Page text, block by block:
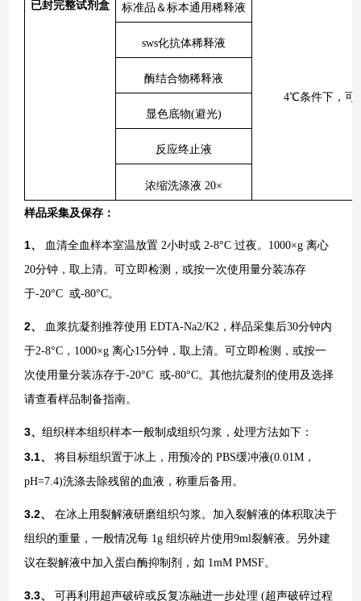
已封完整试剂盒 标准品＆标本通用稀释液
4℃条件下，可
sws化抗体稀释液
酶结合物稀释液
显色底物(避光)
反应终止液
浓缩洗涤液 20×
样品采集及保存：
1、 血清全血样本室温放置 2小时或 2-8°C 过夜。1000×g 离心
20分钟，取上清。可立即检测，或按一次使用量分装冻存
于-20°C 或-80°C。
2、 血浆抗凝剂推荐使用 EDTA-Na2/K2，样品采集后30分钟内
于2-8°C，1000×g 离心15分钟，取上清。可立即检测，或按一
次使用量分装冻存于-20°C 或-80°C。其他抗凝剂的使用及选择
请查看样品制备指南。
3、 组织样本组织样本一般制成组织匀浆，处理方法如下：
3.1、 将目标组织置于冰上，用预冷的 PBS缓冲液(0.01M，
pH=7.4)洗涤去除残留的血液，称重后备用。
3.2、
在冰上用裂解液研磨组织匀浆。加入裂解液的体积取决于
组织的重量，一般情况每 1g 组织碎片使用9ml裂解液。另外建
议在裂解液中加入蛋白酶抑制剂，如 1mM PMSF。
3.3、 可再利用超声破碎或反复冻融进一步处理 (超声破碎过程